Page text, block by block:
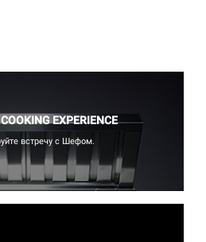
EXPERIENCE
встречу с Шефом.